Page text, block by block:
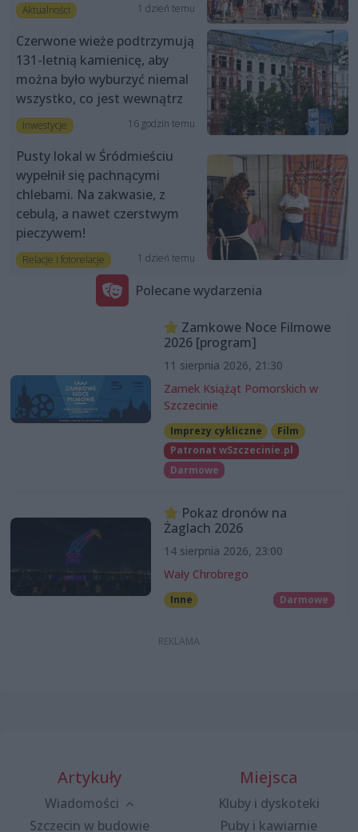
Aktualności 1 dzień temu
Czerwone wieże podtrzymują
131-letnią kamienicę, aby
można było wyburzyć niemal
wszystko, co jest wewnątrz
Inwestycje 16 godzin temu
Pusty lokal w Śródmieściu
wypełnił się pachnącymi
chlebami. Na zakwasie, z
cebulą, a nawet czerstwym
pieczywem!
Relacje i fotorelacje 1 dzień temu
Polecane wydarzenia
Zamkowe Noce Filmowe
2026 [program]
11 sierpnia 2026, 21:30
Zamek Książąt Pomorskich w
Szczecinie
Imprezy cykliczne
Film
Patronat wSzczecinie.pl
Darmowe
Pokaz dronów na
Żaglach 2026
14 sierpnia 2026, 23:00
Wały Chrobrego
Inne Darmowe
Artykuły
Wiadomości
Szczecin w budowie
Miejsca
Kluby i dyskoteki
Puby i kawiarnie